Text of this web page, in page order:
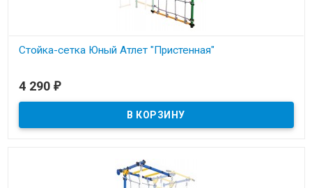
Стойка-сетка Юный Атлет "Пристенная"
"Пристенный". Нагрузка до 100кг.
4 290 ₽